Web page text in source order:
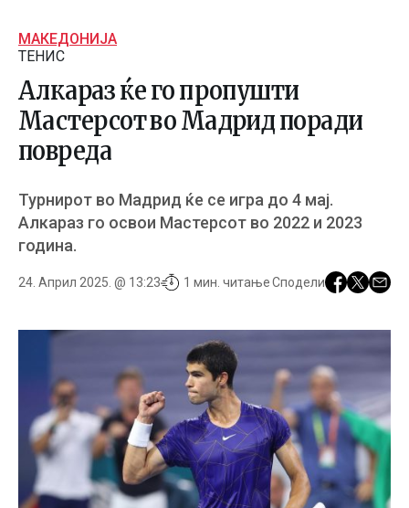
МАКЕДОНИЈА
ТЕНИС
Алкараз ќе го пропушти
Мастерсот во Мадрид поради
повреда
Турнирот во Мадрид ќе се игра до 4 мај.
Алкараз го освои Мастерсот во 2022 и 2023
година.
24. Април 2025. @ 13:23 1 мин. читањеСподели